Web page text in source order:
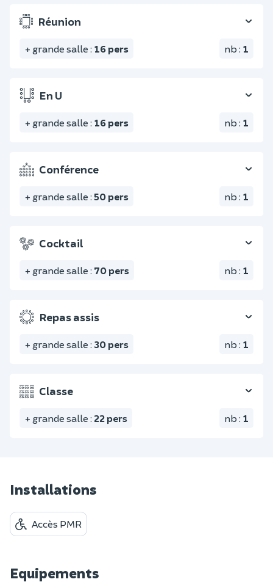
Réunion
+ grande salle : 16pers nb : 1
En U
+ grande salle : 16pers nb : 1
Conférence
+ grande salle : 50pers nb : 1
Cocktail
+ grande salle : 70pers nb : 1
Repas assis
+ grande salle : 30pers nb : 1
Classe
+ grande salle : 22pers nb : 1
Installations
Accès PMR
Equipements